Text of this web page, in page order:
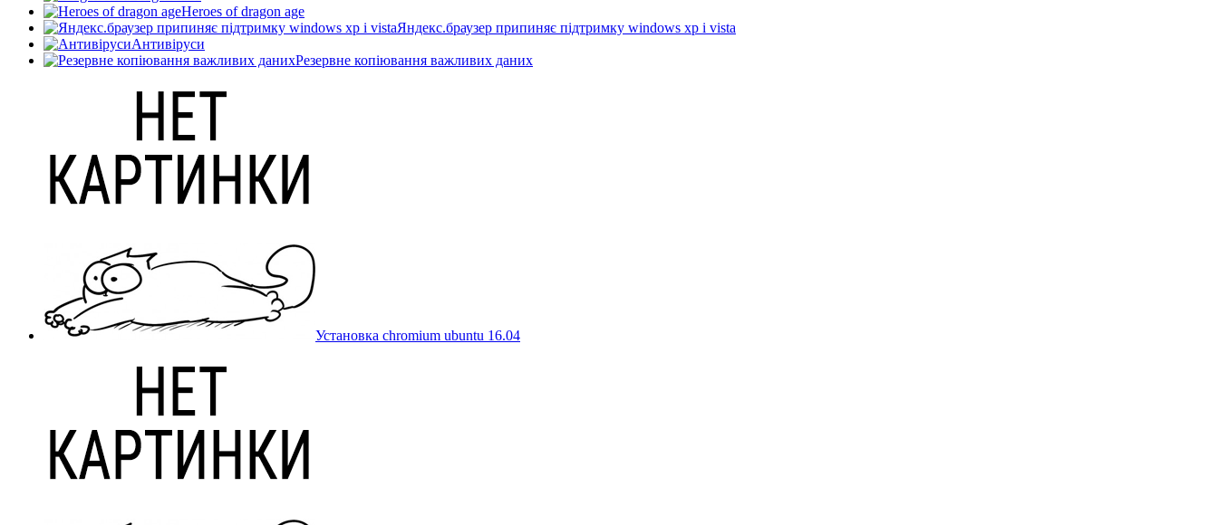
Heroes of dragon age
Яндекс.браузер припиняє підтримку windows xp і vista
Антивіруси
Резервне копіювання важливих даних
Установка chromium ubuntu 16.04